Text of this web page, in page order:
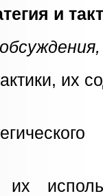
и
их